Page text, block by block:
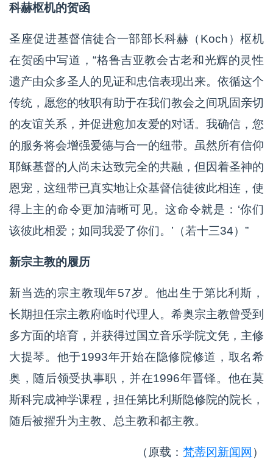
科赫枢机的贺函
圣座促进基督信徒合一部部长科赫（Koch）枢机
在贺函中写道，“格鲁吉亚教会古老和光辉的灵性
遗产由众多圣人的见证和忠信表现出来。依循这个
传统，愿您的牧职有助于在我们教会之间巩固亲切
的友谊关系，并促进愈加友爱的对话。我确信，您
的服务将会增强爱德与合一的纽带。虽然所有信仰
耶稣基督的人尚未达致完全的共融，但因着圣神的
恩宠，这纽带已真实地让众基督信徒彼此相连，使
得上主的命令更加清晰可见。这命令就是：‘你们
该彼此相爱；如同我爱了你们。’（若十三34）”
新宗主教的履历
新当选的宗主教现年57岁。他出生于第比利斯，
长期担任宗主教府临时代理人。希奥宗主教曾受到
多方面的培育，并获得过国立音乐学院文凭，主修
大提琴。他于1993年开始在隐修院修道，取名希
奥，随后领受执事职，并在1996年晋铎。他在莫
斯科完成神学课程，担任第比利斯隐修院的院长，
随后被擢升为主教、总主教和都主教。
（原载： 梵蒂冈新闻网 ）